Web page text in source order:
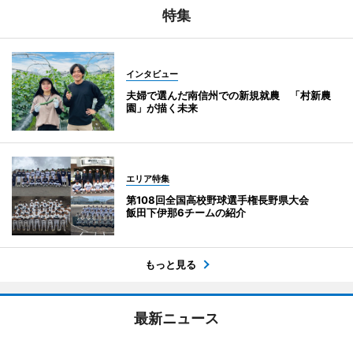
特集
インタビュー
夫婦で選んだ南信州での新規就農 「村新農
園」が描く未来
エリア特集
第108回全国高校野球選手権長野県大会
飯田下伊那6チームの紹介
もっと見る
最新ニュース